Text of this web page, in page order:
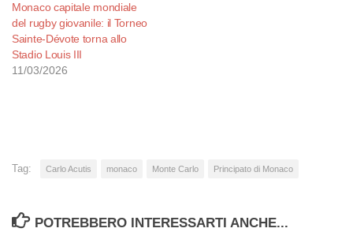
Monaco capitale mondiale
del rugby giovanile: il Torneo
Sainte-Dévote torna allo
Stadio Louis III
11/03/2026
Tag: Carlo Acutis monaco Monte Carlo Principato di Monaco
POTREBBERO INTERESSARTI ANCHE...